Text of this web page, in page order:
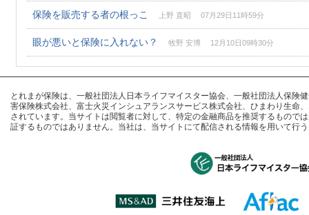
保険を販売する者の根っこ 上野 直昭 07月29日11時59分
眼が悪いと保険に入れない？ 牧野 安博 12月10日09時30分
とれまが保険は、一般社団法人日本ライフマイスター協会、一般社団法人保
害保険株式会社、富士火災インシュアランスサービス株式会社、ひまわり生命
されています。当サイトは閲覧者に対して、特定の金融商品を推奨するもので
証するものではありません。当社は、当サイトにて配信される情報を用いて行